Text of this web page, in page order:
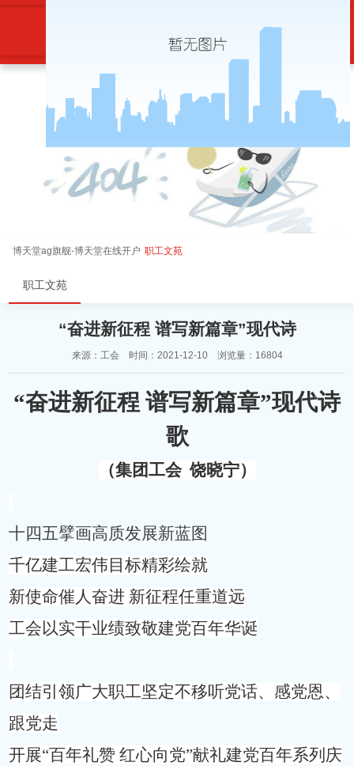
天堂ag旗舰
博天堂ag旗舰-博天堂在线开户 职工文苑
职工文苑
“奋进新征程 谱写新篇章”现代诗
来源：工会 时间：2021-12-10 浏览量：16804
“奋进新征程 谱写新篇章”现代诗
歌
（集团工会饶晓宁）
十四五擘画高质发展新蓝图
千亿建工宏伟目标精彩绘就
新使命催人奋进 新征程任重道远
工会以实干业绩致敬建党百年华诞
团结引领广大职工坚定不移听党话、感党恩、
跟党走
开展“百年礼赞 红心向党”献礼建党百年系列庆